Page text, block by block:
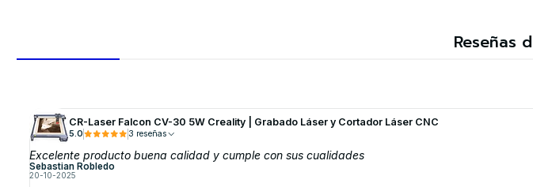
Reseñas
CR-Laser Falcon CV-30 5W Creality | Grabado Láser y Cortador Láser CNC
5.0 3 reseñas
Excelente producto buena calidad y cumple con sus cualidades
Sebastian Robledo
20-10-2025